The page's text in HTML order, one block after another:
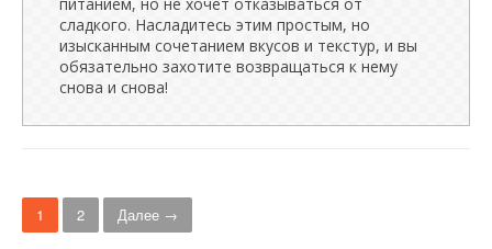
сладкого. Насладитесь этим простым, но
изысканным сочетанием вкусов и текстур, и вы
обязательно захотите возвращаться к нему
снова и снова!
Н
а
1 2 Далее →